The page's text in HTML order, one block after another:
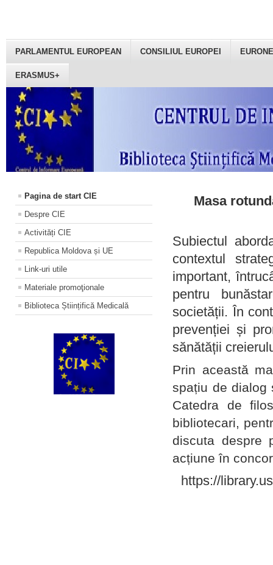
PARLAMENTUL EUROPEAN CONSILIUL EUROPEI
ERASMUS+
Pagina de start CIE
Despre CIE
Activități CIE
Republica Moldova și UE
Link-uri utile
Materiale promoţionale
Biblioteca Științifică Medicală
Masa
Subiectul
contextul
important,
pentru
societății. În
prevenției și
sănătății
Prin această
spațiu de dialog
Catedra de
bibliotecari,
discuta despre
acțiune în
https://